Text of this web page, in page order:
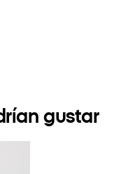
gustar